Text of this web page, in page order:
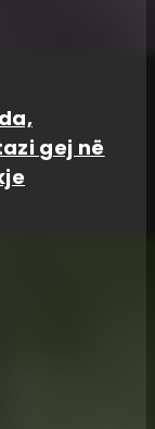
gej në